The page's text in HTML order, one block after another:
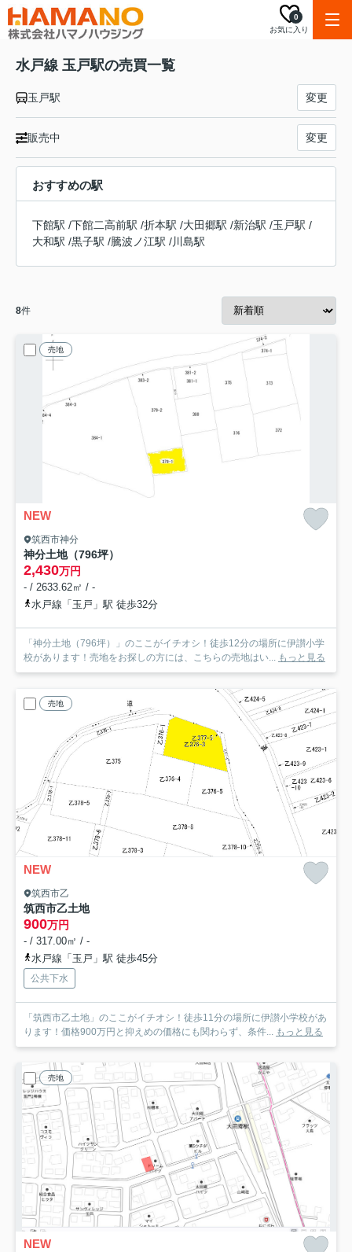
お気に入り
0
水戸線 玉戸駅の売買一覧
玉戸駅 変更
販売中 変更
おすすめの駅
下館駅 /下館二高前駅 /折本駅 /大田郷駅 /新治駅 /玉戸駅 /
大和駅 /黒子駅 /騰波ノ江駅 /川島駅
8件
売地
NEW
筑西市神分
神分土地（796坪）
2,430万円
- / 2633.62㎡ / -
水戸線「玉戸」駅 徒歩32分
「神分土地（796坪）」のここがイチオシ！徒歩12分の場所に伊讃小学
校があります！売地をお探しの方には、こちらの売地はい... もっと見る
売地
NEW
筑西市乙
筑西市乙土地
900万円
- / 317.00㎡ / -
水戸線「玉戸」駅 徒歩45分
公共下水
「筑西市乙土地」のここがイチオシ！徒歩11分の場所に伊讃小学校があ
ります！価格900万円と抑えめの価格にも関わらず、条件... もっと見る
売地
NEW